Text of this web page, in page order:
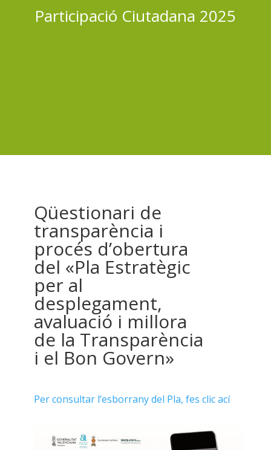
Participació Ciutadana 2025
Qüestionari de
transparència i
procés d’obertura
del «Pla Estratègic
per al
desplegament,
avaluació i millora
de la Transparència
i el Bon Govern»
Per consultar l’esborrany del Pla, fes clic ací